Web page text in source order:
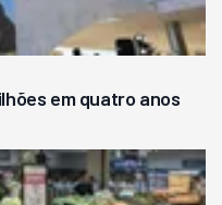
em quatro anos